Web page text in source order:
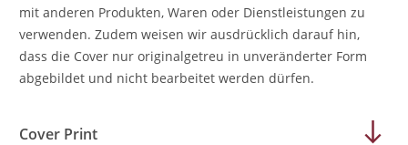
mit anderen Produkten, Waren oder Dienstleistungen zu
verwenden. Zudem weisen wir ausdrücklich darauf hin,
dass die Cover nur originalgetreu in unveränderter Form
abgebildet und nicht bearbeitet werden dürfen.
Cover Print